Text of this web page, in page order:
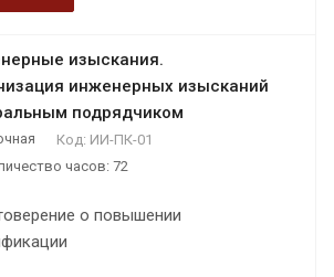
изыскания.
инженерных изысканий
подрядчиком
Код: ИИ-ПК-01
часов: 72
о повышении